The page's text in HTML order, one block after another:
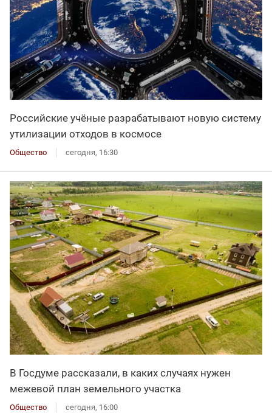
Российские учёные разрабатывают новую систему
утилизации отходов в космосе
Общество сегодня, 16:30
В Госдуме рассказали, в каких случаях нужен
межевой план земельного участка
Общество сегодня, 16:00